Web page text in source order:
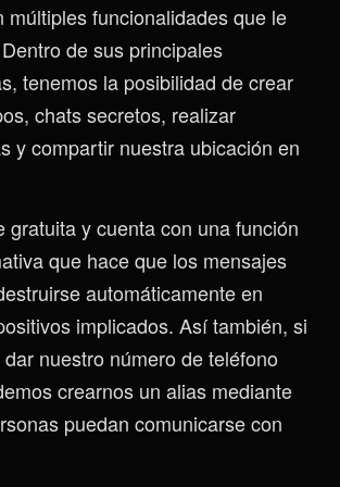
múltiples funcionalidades que le
de sus principales
tenemos la posibilidad de crear
chats secretos, realizar
y compartir nuestra ubicación en
gratuita y cuenta con una función
que hace que los mensajes
automáticamente en
implicados. Así también, si
nuestro número de teléfono
crearnos un alias mediante
puedan comunicarse con